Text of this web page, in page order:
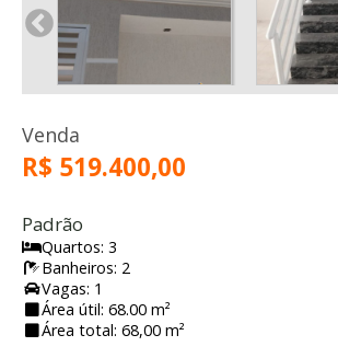
Venda
R$ 519.400,00
Padrão
Quartos: 3
Banheiros: 2
Vagas: 1
Área útil: 68.00 m²
Área total: 68,00 m²